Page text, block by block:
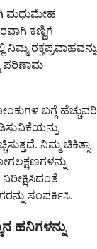
ಮಧುಮೇಹ
ಕಣ್ಣಿಗೆ
ರಕ್ತಪ್ರವಾಹವನ್ನು
ಪರಿಣಾಮ
ಬಗ್ಗೆ ಹೆಚ್ಚುವರಿ
ನಿಮ್ಮ ಚಿಕಿತ್ಸಾ
ಸಂಪರ್ಕಿಸಿ.
ಹನಿಗಳನ್ನು